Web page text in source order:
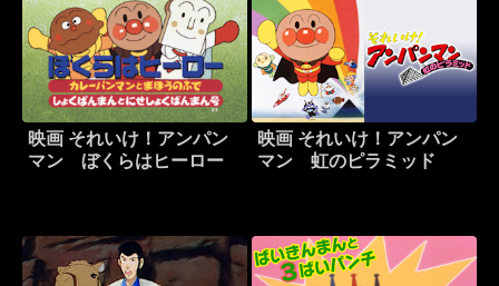
映画 それいけ！アンパン
マン ぼくらはヒーロー
映画 それいけ！アンパン
マン 虹のピラミッド